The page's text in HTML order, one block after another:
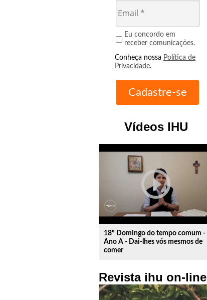
Eu concordo em
receber comunicações.
Conheça nossa Política de
Privacidade.
Vídeos IHU
play_circle_outline
18º Domingo do tempo comum -
Ano A - Dai-lhes vós mesmos de
comer
Revista ihu on-line